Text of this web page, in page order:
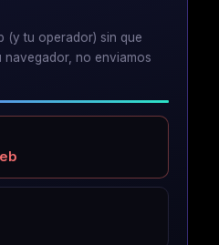
(y tu operador) sin que
navegador, no enviamos